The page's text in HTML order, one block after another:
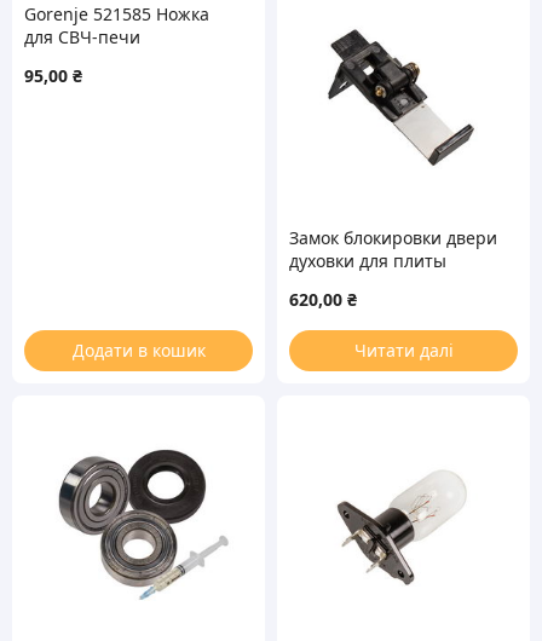
Gorenje 521585 Ножка
для СВЧ-печи
95,00 ₴
Додати в кошик
Замок блокировки двери
духовки для плиты
620,00 ₴
Читати далі